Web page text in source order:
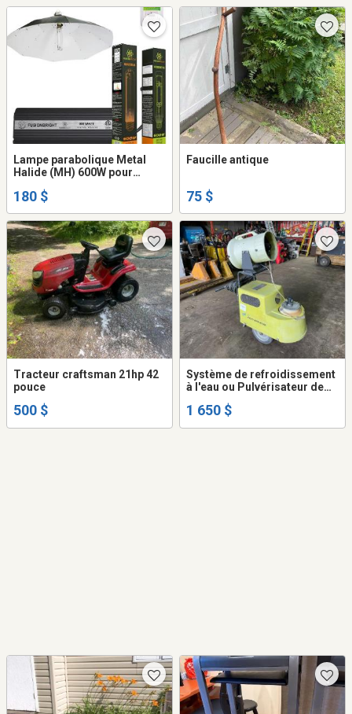
Lampe parabolique Metal
Halide (MH) 600W pour
boutures
180 $
Faucille antique
75 $
Tracteur craftsman 21hp 42
pouce
500 $
Système de refroidissement
à l'eau ou Pulvérisateur de
1 650 $